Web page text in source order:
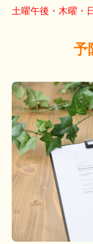
土曜午後・木曜・
予